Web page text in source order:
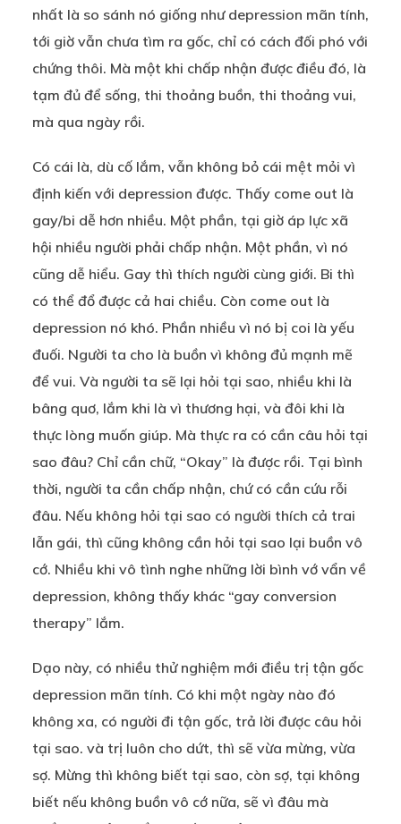
nhất là so sánh nó giống như depression mãn tính,
tới giờ vẫn chưa tìm ra gốc, chỉ có cách đối phó với
chứng thôi. Mà một khi chấp nhận được điều đó, là
tạm đủ để sống, thi thoảng buồn, thi thoảng vui,
mà qua ngày rồi.
Có cái là, dù cố lắm, vẫn không bỏ cái mệt mỏi vì
định kiến với depression được. Thấy come out là
gay/bi dễ hơn nhiều. Một phần, tại giờ áp lực xã
hội nhiều người phải chấp nhận. Một phần, vì nó
cũng dễ hiểu. Gay thì thích người cùng giới. Bi thì
có thể đổ được cả hai chiều. Còn come out là
depression nó khó. Phần nhiều vì nó bị coi là yếu
đuối. Người ta cho là buồn vì không đủ mạnh mẽ
để vui. Và người ta sẽ lại hỏi tại sao, nhiều khi là
bâng quơ, lắm khi là vì thương hại, và đôi khi là
thực lòng muốn giúp. Mà thực ra có cần câu hỏi tại
sao đâu? Chỉ cần chữ, “Okay” là được rồi. Tại bình
thời, người ta cần chấp nhận, chứ có cần cứu rỗi
đâu. Nếu không hỏi tại sao có người thích cả trai
lẫn gái, thì cũng không cần hỏi tại sao lại buồn vô
cớ. Nhiều khi vô tình nghe những lời bình vớ vẩn về
depression, không thấy khác “gay conversion
therapy” lắm.
Dạo này, có nhiều thử nghiệm mới điều trị tận gốc
depression mãn tính. Có khi một ngày nào đó
không xa, có người đi tận gốc, trả lời được câu hỏi
tại sao. và trị luôn cho dứt, thì sẽ vừa mừng, vừa
sợ. Mừng thì không biết tại sao, còn sợ, tại không
biết nếu không buồn vô cớ nữa, sẽ vì đâu mà